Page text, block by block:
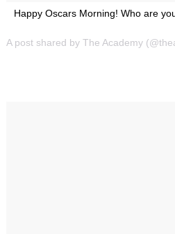
Happy Oscars Morning! Who are
A post shared by The Academy